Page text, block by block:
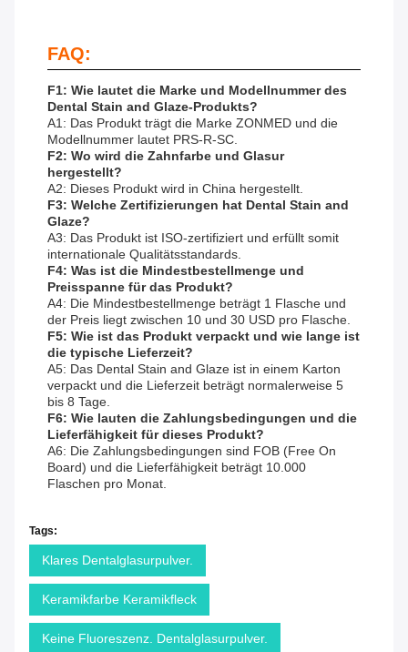
FAQ:
F1: Wie lautet die Marke und Modellnummer des
Dental Stain and Glaze-Produkts?
A1: Das Produkt trägt die Marke ZONMED und die
Modellnummer lautet PRS-R-SC.
F2: Wo wird die Zahnfarbe und Glasur
hergestellt?
A2: Dieses Produkt wird in China hergestellt.
F3: Welche Zertifizierungen hat Dental Stain and
Glaze?
A3: Das Produkt ist ISO-zertifiziert und erfüllt somit
internationale Qualitätsstandards.
F4: Was ist die Mindestbestellmenge und
Preisspanne für das Produkt?
A4: Die Mindestbestellmenge beträgt 1 Flasche und
der Preis liegt zwischen 10 und 30 USD pro Flasche.
F5: Wie ist das Produkt verpackt und wie lange ist
die typische Lieferzeit?
A5: Das Dental Stain and Glaze ist in einem Karton
verpackt und die Lieferzeit beträgt normalerweise 5
bis 8 Tage.
F6: Wie lauten die Zahlungsbedingungen und die
Lieferfähigkeit für dieses Produkt?
A6: Die Zahlungsbedingungen sind FOB (Free On
Board) und die Lieferfähigkeit beträgt 10.000
Flaschen pro Monat.
Tags:
Klares Dentalglasurpulver.
Keramikfarbe Keramikfleck
Keine Fluoreszenz. Dentalglasurpulver.